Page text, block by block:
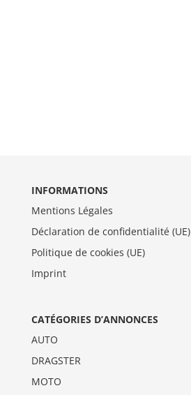
INFORMATIONS
Mentions Légales
Déclaration de confidentialité (UE)
Politique de cookies (UE)
Imprint
CATÉGORIES D’ANNONCES
AUTO
DRAGSTER
MOTO